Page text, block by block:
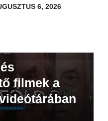
6, 2026
filmek a